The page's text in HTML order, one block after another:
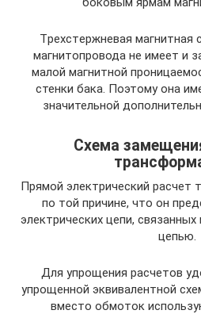
Тpexcтepжнeвaя магнитная
мaгнитопpоводa не имеет и
малой магнитной
стенки бака. Поэтому она
значительной
Схема
Прямой электрический расчет
по той причине, что он
электрических цепи,
цепью.
Для упрощения расчетов
упрощенной эквивалентной
вместо обмоток